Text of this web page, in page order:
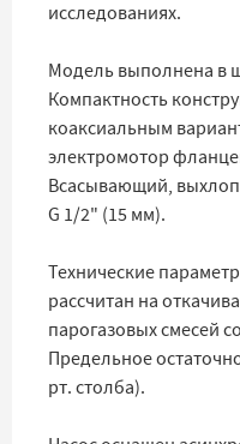
исследованиях.
Модель выполнена в
Компактность
коаксиальным
электромотор
Всасывающий,
G 1/2" (15 мм).
Технические
рассчитан на
парогазовых смесей
Предельное
рт. столба).